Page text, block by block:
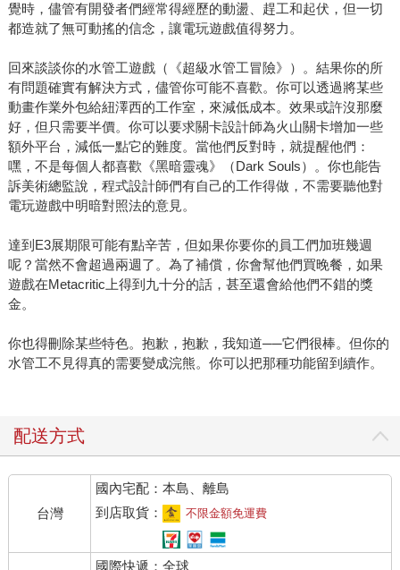
覺時，儘管有開發者們經常得經歷的動盪、趕工和起伏，但一切
都造就了無可動搖的信念，讓電玩遊戲值得努力。
回來談談你的水管工遊戲（《超級水管工冒險》）。結果你的所
有問題確實有解決方式，儘管你可能不喜歡。你可以透過將某些
動畫作業外包給紐澤西的工作室，來減低成本。效果或許沒那麼
好，但只需要半價。你可以要求關卡設計師為火山關卡增加一些
額外平台，減低一點它的難度。當他們反對時，就提醒他們：
嘿，不是每個人都喜歡《黑暗靈魂》（Dark Souls）。你也能告
訴美術總監說，程式設計師們有自己的工作得做，不需要聽他對
電玩遊戲中明暗對照法的意見。
達到E3展期限可能有點辛苦，但如果你要你的員工們加班幾週
呢？當然不會超過兩週了。為了補償，你會幫他們買晚餐，如果
遊戲在Metacritic上得到九十分的話，甚至還會給他們不錯的獎
金。
你也得刪除某些特色。抱歉，抱歉，我知道──它們很棒。但你的
水管工不見得真的需要變成浣熊。你可以把那種功能留到續作。
配送方式
台灣
國內宅配：本島、離島
到店取貨：
不限金額免運費
國際快遞：全球